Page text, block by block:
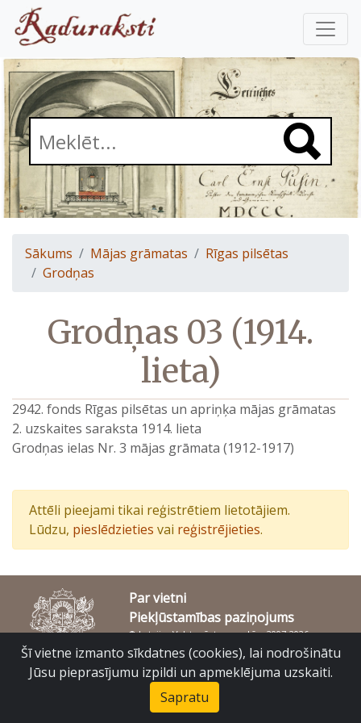
Sākums Mājas grāmatas
Rīgas pilsētas
Grodņas
Grodņas 03 (1914.
lieta)
2942. fonds Rīgas pilsētas un apriņķa mājas grāmatas
2. uzskaites saraksta 1914. lieta
Grodņas ielas Nr. 3 mājas grāmata (1912-1917)
Attēli pieejami tikai reģistrētiem lietotājiem.
Lūdzu, pieslēdzieties vai reģistrējieties.
Par vietni
Piekļūstamības paziņojums
© Latvijas Valsts vēstures arhīvs 2007-2026
Slokas iela 16, Rīga, LV – 1048
Šī vietne izmanto sīkdatnes (cookies), lai nodrošinātu
Jūsu pieprasījumu izpildi un apmeklējuma uzskaiti.
Sapratu